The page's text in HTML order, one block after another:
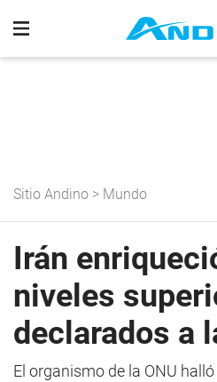
Sitio Andino > Mundo
Irán
niveles
declarados a
El organismo de la ONU